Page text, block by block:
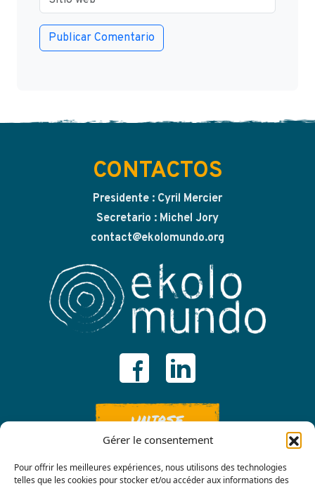
Gérer le consentement
Pour offrir les meilleures expériences, nous utilisons des technologies
telles que les cookies pour stocker et/ou accéder aux informations des
CONTACTOS
Presidente : Cyril Mercier
Secretario : Michel Jory
contact@ekolomundo.org
UNIRSE